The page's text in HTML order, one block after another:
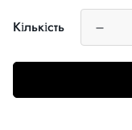
Кількість